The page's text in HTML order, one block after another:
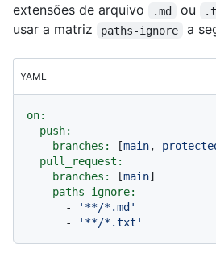
extensões de arquivo
.md ou
usar a matriz
paths-ignore a
YAML
on:
push:
branches:
[main,
pull_request:
branches:
[main]
paths-ignore:
-
'**/*.md'
-
'**/*.txt'